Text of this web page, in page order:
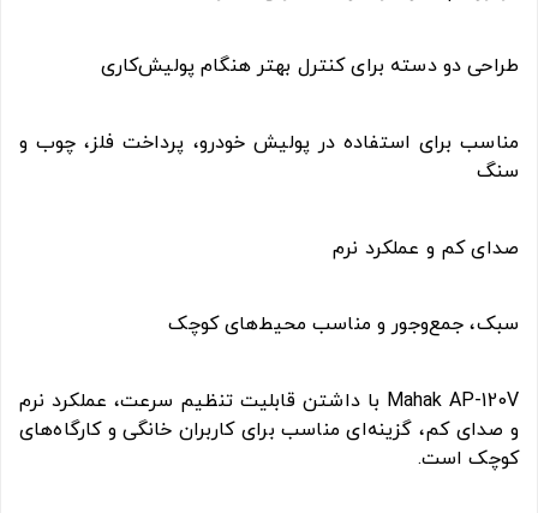
طراحی دو دسته برای کنترل بهتر هنگام پولیش‌کاری
مناسب برای استفاده در پولیش خودرو، پرداخت فلز، چوب و
سنگ
صدای کم و عملکرد نرم
سبک، جمع‌وجور و مناسب محیط‌های کوچک
Mahak AP-120V با داشتن قابلیت تنظیم سرعت، عملکرد نرم
و صدای کم، گزینه‌ای مناسب برای کاربران خانگی و کارگاه‌های
کوچک است.